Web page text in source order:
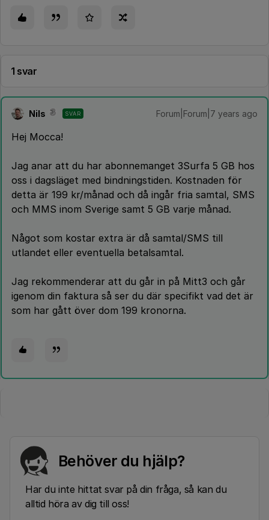
1 svar
Nils SVAR Forum|Forum|7 years ago
Hej Mocca!
Jag anar att du har abonnemanget 3Surfa 5 GB hos
oss i dagsläget med bindningstiden. Kostnaden för
detta är 199 kr/månad och då ingår fria samtal, SMS
och MMS inom Sverige samt 5 GB varje månad.
Något som kostar extra är då samtal/SMS till
utlandet eller eventuella betalsamtal.
Jag rekommenderar att du går in på Mitt3 och går
igenom din faktura så ser du där specifikt vad det är
som har gått över dom 199 kronorna.
Behöver du hjälp?
Har du inte hittat svar på din fråga, så kan du
alltid höra av dig till oss!